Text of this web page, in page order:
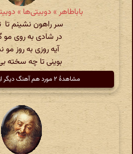
باباطاهر » دوبیتی‌ها »
سر راهون نشینم تا
در شادی به روی مو
آیه روزی به روز مو
بوینی تا چه سخته
مشاهدهٔ ۲ مورد هم آهنگ دیگر از باباطاهر